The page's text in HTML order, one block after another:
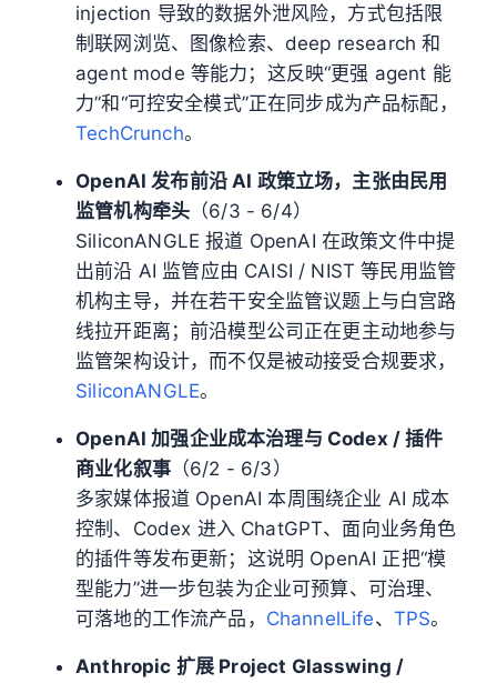
injection 导致的数据外泄风险，方式包括限
制联网浏览、图像检索、deep research 和
agent mode 等能力；这反映“更强 agent 能
力”和“可控安全模式”正在同步成为产品标配，
TechCrunch。
OpenAI 发布前沿 AI 政策立场，主张由民用
监管机构牵头 （6/3 - 6/4）
SiliconANGLE 报道 OpenAI 在政策文件中提
出前沿 AI 监管应由 CAISI / NIST 等民用监管
机构主导，并在若干安全监管议题上与白宫路
线拉开距离；前沿模型公司正在更主动地参与
监管架构设计，而不仅是被动接受合规要求，
SiliconANGLE。
OpenAI 加强企业成本治理与 Codex / 插件
商业化叙事（6/2 - 6/3）
多家媒体报道 OpenAI 本周围绕企业 AI 成本
控制、Codex 进入 ChatGPT、面向业务角色
的插件等发布更新；这说明 OpenAI 正把“模
型能力”进一步包装为企业可预算、可治理、
可落地的工作流产品， ChannelLife、 TPS。
Anthropic 扩展 Project Glasswing /